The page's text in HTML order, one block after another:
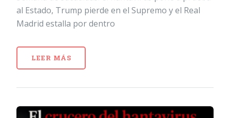
al Estado, Trump pierde en el Supremo y el Real
Madrid estalla por dentro
LEER MÁS